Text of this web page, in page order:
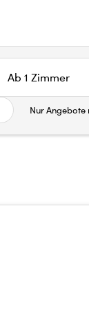
Ab 1 Zimmer
Nur Angebote